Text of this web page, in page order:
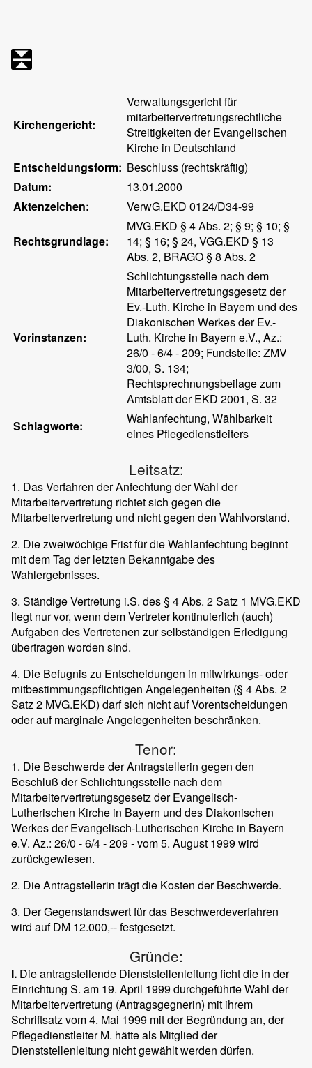
Kirchengericht:
Verwaltungsgericht für
mitarbeitervertretungsrechtliche
Streitigkeiten der Evangelischen
Kirche in Deutschland
Entscheidungsform: Beschluss (rechtskräftig)
Datum:
13.01.2000
Aktenzeichen:
VerwG.EKD 0124/D34-99
Rechtsgrundlage:
MVG.EKD § 4 Abs. 2; § 9; § 10; §
14; § 16; § 24, VGG.EKD § 13
Abs. 2, BRAGO § 8 Abs. 2
Vorinstanzen:
Schlichtungsstelle nach dem
Mitarbeitervertretungsgesetz der
Ev.-Luth. Kirche in Bayern und des
Diakonischen Werkes der Ev.-
Luth. Kirche in Bayern e.V., Az.:
26/0 - 6/4 - 209; Fundstelle: ZMV
3/00, S. 134;
Rechtsprechnungsbeilage zum
Amtsblatt der EKD 2001, S. 32
Schlagworte:
Wahlanfechtung, Wählbarkeit
eines Pflegedienstleiters
Leitsatz:
1. Das Verfahren der Anfechtung der Wahl der
Mitarbeitervertretung richtet sich gegen die
Mitarbeitervertretung und nicht gegen den Wahlvorstand.
2. Die zweiwöchige Frist für die Wahlanfechtung beginnt
mit dem Tag der letzten Bekanntgabe des
Wahlergebnisses.
3. Ständige Vertretung i.S. des § 4 Abs. 2 Satz 1 MVG.EKD
liegt nur vor, wenn dem Vertreter kontinuierlich (auch)
Aufgaben des Vertretenen zur selbständigen Erledigung
übertragen worden sind.
4. Die Befugnis zu Entscheidungen in mitwirkungs- oder
mitbestimmungspflichtigen Angelegenheiten (§ 4 Abs. 2
Satz 2 MVG.EKD) darf sich nicht auf Vorentscheidungen
oder auf marginale Angelegenheiten beschränken.
Tenor:
1. Die Beschwerde der Antragstellerin gegen den
Beschluß der Schlichtungsstelle nach dem
Mitarbeitervertretungsgesetz der Evangelisch-
Lutherischen Kirche in Bayern und des Diakonischen
Werkes der Evangelisch-Lutherischen Kirche in Bayern
e.V. Az.: 26/0 - 6/4 - 209 - vom 5. August 1999 wird
zurückgewiesen.
2. Die Antragstellerin trägt die Kosten der Beschwerde.
3. Der Gegenstandswert für das Beschwerdeverfahren
wird auf DM 12.000,-- festgesetzt.
Gründe:
I. Die antragstellende Dienststellenleitung ficht die in der
Einrichtung S. am 19. April 1999 durchgeführte Wahl der
Mitarbeitervertretung (Antragsgegnerin) mit ihrem
Schriftsatz vom 4. Mai 1999 mit der Begründung an, der
Pflegedienstleiter M. hätte als Mitglied der
Dienststellenleitung nicht gewählt werden dürfen.